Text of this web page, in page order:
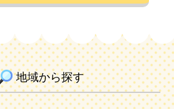
地域から探す